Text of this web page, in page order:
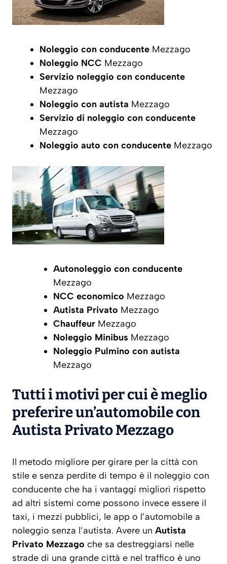
Noleggio con conducente Mezzago
Noleggio NCC Mezzago
Servizio noleggio con conducente
Mezzago
Noleggio con autista Mezzago
Servizio di noleggio con conducente
Mezzago
Noleggio auto con conducente Mezzago
Autonoleggio con conducente
Mezzago
NCC economico Mezzago
Autista Privato Mezzago
Chauffeur Mezzago
Noleggio Minibus Mezzago
Noleggio Pulmino con autista
Mezzago
Tutti i motivi per cui è meglio
preferire un’automobile con
Autista Privato Mezzago
Il metodo migliore per girare per la città con
stile e senza perdite di tempo è il noleggio con
conducente che ha i vantaggi migliori rispetto
ad altri sistemi come possono invece essere il
taxi, i mezzi pubblici, le app o l’automobile a
noleggio senza l’autista. Avere un Autista
Privato Mezzago che sa destreggiarsi nelle
strade di una grande città e nel traffico è uno